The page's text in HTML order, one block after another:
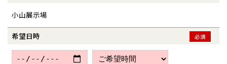
小山展示場
希望日時 必須
道央
青森
甲信越・北陸
道北
旭川
青森県
青森
秋田県
秋田
甲信越・北陸
新潟県
長岡